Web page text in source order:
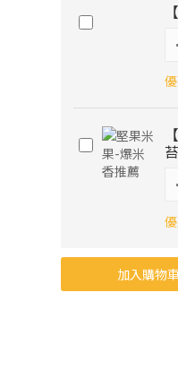
加入購物車